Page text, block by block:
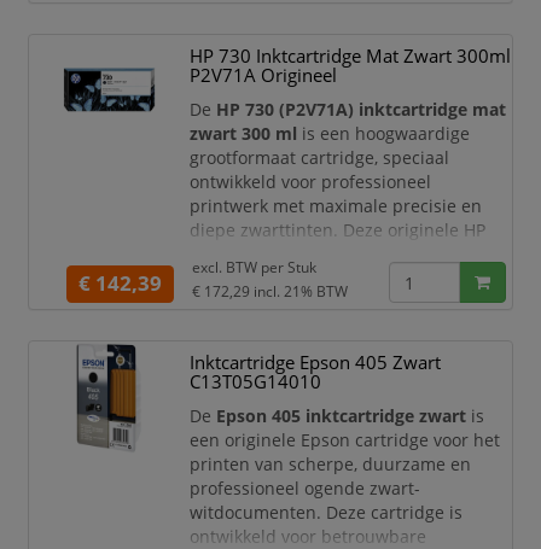
speciaal ontwikkeld voor HP printers en
zorgt voor heldere, goed leesbare
afdrukken. Dankzij de hoogwaardige
inkt en eenvoudige ins
HP 730 Inktcartridge Mat Zwart 300ml
P2V71A Origineel
De HP 730 (P2V71A) inktcartridge mat
zwart 300 ml is een hoogwaardige
grootformaat cartridge, speciaal
ontwikkeld voor professioneel
printwerk met maximale precisie en
diepe zwarttinten. Deze originele HP
tekeningen, CAD-toepassingen en
grafische prints.
De HP 730 mat zwarte inktcartridge
biedt uitstekende lijnkwaliteit en
consistente prestaties bij elke print.
Dankzij de hoogwaardige pi
€ 142,39
excl. BTW per Stuk
€ 172,29 incl. 21% BTW
Inktcartridge Epson 405 Zwart
C13T05G14010
De Epson 405 inktcartridge zwart is
een originele Epson cartridge voor het
printen van scherpe, duurzame en
professioneel ogende zwart-
witdocumenten. Deze cartridge is
ontwikkeld voor betrouwbare